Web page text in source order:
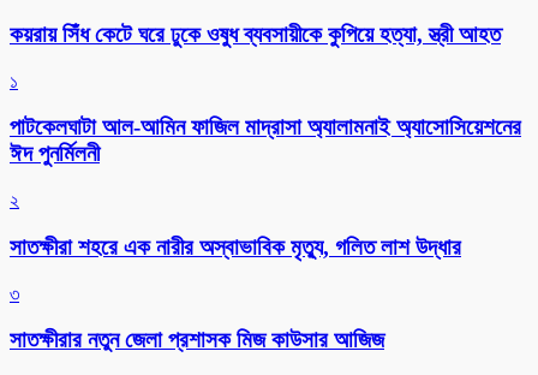
কয়রায় সিঁধ কেটে ঘরে ঢুকে ওষুধ ব্যবসায়ীকে কুপিয়ে হত্যা, স্ত্রী আহত
১
পাটকেলঘাটা আল-আমিন ফাজিল মাদ্রাসা অ্যালামনাই অ্যাসোসিয়েশনের
ঈদ পুনর্মিলনী
২
সাতক্ষীরা শহরে এক নারীর অস্বাভাবিক মৃত্যু, গলিত লাশ উদ্ধার
৩
সাতক্ষীরার নতুন জেলা প্রশাসক মিজ কাউসার আজিজ